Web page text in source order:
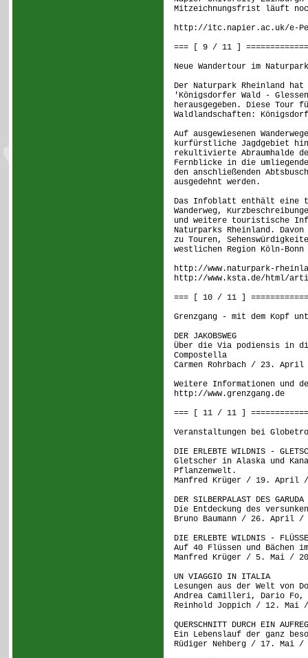
Mitzeichnungsfrist läuft
http://itc.napier.ac.uk/e-
=== [ 9 / 11 ]
Neue Wandertour im
Der Naturpark Rheinland
'Königsdorfer Wald -
herausgegeben. Diese
Waldlandschaften:
Auf ausgewiesenen
kurfürstliche Jagdgebiet
rekultivierte Abraumhalde
Fernblicke in die
den anschließenden
ausgedehnt werden.
Das Infoblatt enthält eine
Wanderweg,
und weitere touristische
Naturparks Rheinland.
zu Touren,
westlichen Region Köln-
http://www.naturpark-
http://www.ksta.de/html/
=== [ 10 / 11 ]
Grenzgang - mit dem Kopf
DER JAKOBSWEG
Über die Via podiensis in
Compostella
Carmen Rohrbach / 23.
Weitere Informationen und
http://www.grenzgang.de
=== [ 11 / 11 ]
Veranstaltungen bei
DIE ERLEBTE WILDNIS -
Gletscher in Alaska und
Pflanzenwelt.
Manfred Krüger / 19. April /
DER SILBERPALAST DES GARUDA
Die Entdeckung des
Bruno Baumann / 26. April /
DIE ERLEBTE WILDNIS - FLÜSSE
Auf 40 Flüssen und Bächen
Manfred Krüger / 5. Mai /
UN VIAGGIO IN ITALIA
Lesungen aus der Welt von
Andrea Camilleri, Dario Fo,
Reinhold Joppich / 12. Mai
QUERSCHNITT DURCH EIN
Ein Lebenslauf der ganz
Rüdiger Nehberg / 17. Mai /